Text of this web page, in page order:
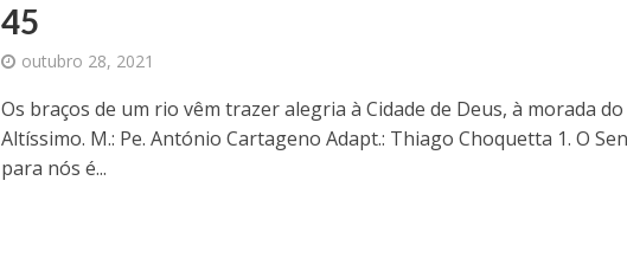
45
outubro 28, 2021
Os braços de um rio vêm trazer alegria à Cidade de Deus, à morada do
Altíssimo. M.: Pe. António Cartageno Adapt.: Thiago Choquetta 1. O
para nós é...